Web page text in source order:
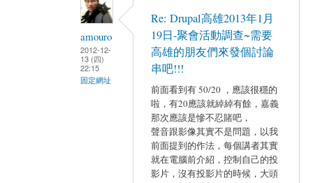
amouro
2012-12-
13 (四)
22:15
固定網址
Re: Drupal高雄2013年1月
19日-聚會活動調查~需要
高雄的朋友們來發個討論
串吧!!!
前面看到有 50/20 ，應該很穩的
啦，有20應該就綽綽有餘，嘉義
那次應該是慘不忍賭吧，
聲音跟影像其實不是問題，以我
前面提到的作法，每個講者其實
就在電腦前介紹，控制自己的投
影片，沒有投影片的時候，大頭